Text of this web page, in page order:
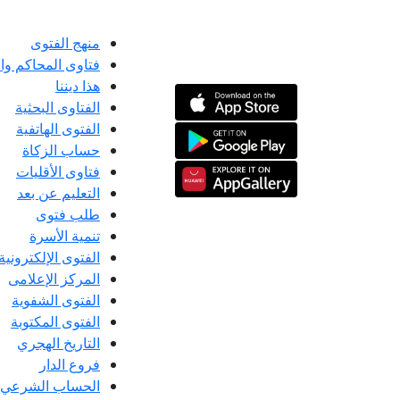
منهج الفتوى
فتاوى المحاكم
هذا ديننا
الفتاوى البحثية
الفتوى الهاتفية
حساب الزكاة
فتاوى الأقليات
التعليم عن بعد
طلب فتوى
تنمية الأسرة
الفتوى الإلكترونية
المركز الإعلامى
الفتوى الشفوية
الفتوى المكتوبة
التاريخ الهجري
فروع الدار
الحساب الشرعي